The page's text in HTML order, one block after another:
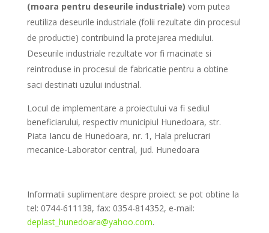
(moara pentru deseurile industriale) vom putea
reutiliza deseurile industriale (folii rezultate din procesul
de productie) contribuind la protejarea mediului.
Deseurile industriale rezultate vor fi macinate si
reintroduse in procesul de fabricatie pentru a obtine
saci destinati uzului industrial.
Locul de implementare a proiectului va fi sediul
beneficiarului, respectiv municipiul Hunedoara, str.
Piata Iancu de Hunedoara, nr. 1, Hala prelucrari
mecanice-Laborator central, jud. Hunedoara
Informatii suplimentare despre proiect se pot obtine la
tel: 0744-611138, fax: 0354-814352, e-mail:
deplast_hunedoara@yahoo.com.